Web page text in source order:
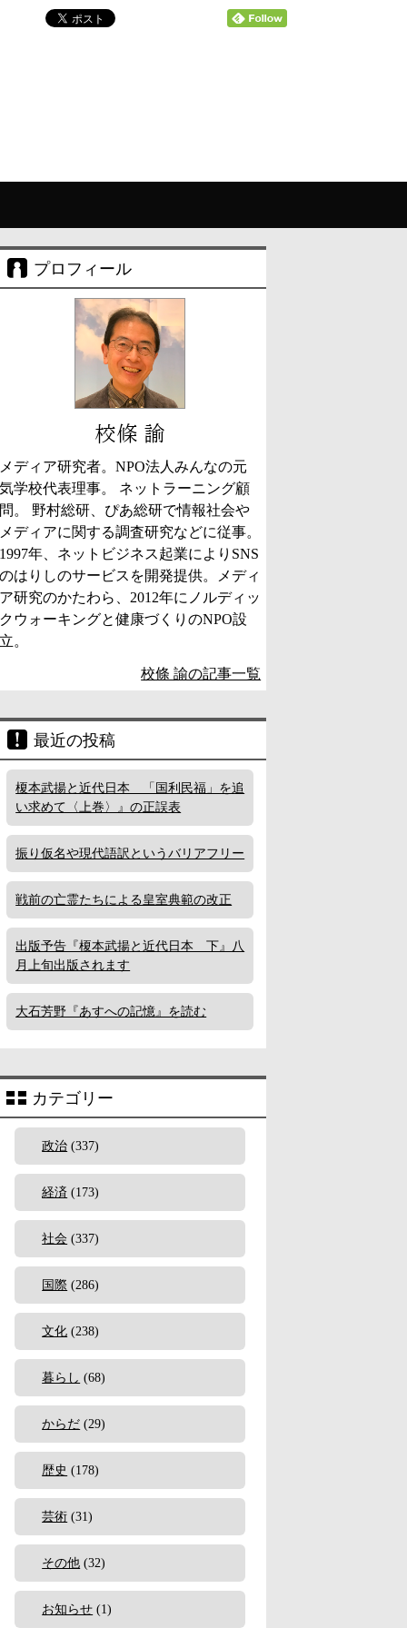
プロフィール
校條 諭
メディア研究者。NPO法人みんなの元
気学校代表理事。 ネットラーニング顧
問。 野村総研、ぴあ総研で情報社会や
メディアに関する調査研究などに従事。
1997年、ネットビジネス起業によりSNS
のはりしのサービスを開発提供。メディ
ア研究のかたわら、2012年にノルディッ
クウォーキングと健康づくりのNPO設
立。
校條 諭の記事一覧
最近の投稿
榎本武揚と近代日本 「国利民福」を追
い求めて〈上巻〉』の正誤表
振り仮名や現代語訳というバリアフリー
戦前の亡霊たちによる皇室典範の改正
出版予告『榎本武揚と近代日本 下』八
月上旬出版されます
大石芳野『あすへの記憶』を読む
カテゴリー
政治 (337)
経済 (173)
社会 (337)
国際 (286)
文化 (238)
暮らし (68)
からだ (29)
歴史 (178)
芸術 (31)
その他 (32)
お知らせ (1)